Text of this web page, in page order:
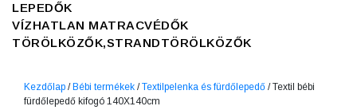
LEPEDŐK
VÍZHATLAN MATRACVÉDŐK
TÖRÖLKÖZŐK,STRANDTÖRÖLKÖZŐK
Kezdőlap / Bébi termékek /Textilpelenka és fürdőlepedő / Textil bébi
fürdőlepedő kifogó 140X140cm